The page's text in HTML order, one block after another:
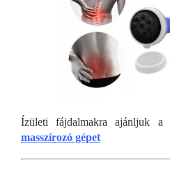
Ízületi fájdalmakra ajánljuk a
masszírozó gépet